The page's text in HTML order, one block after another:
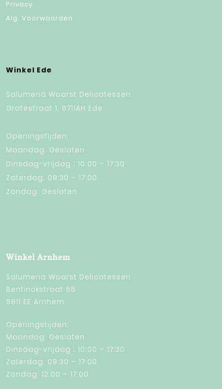
Privacy
Alg. Voorwaarden
Winkel Ede
Salumeria Woarst Delicatessen
Grotestraat 1, 6711AH Ede
Openingstijden:
Maandag: Gesloten
Dinsdag-vrijdag : 10:00 – 17:30
Zaterdag: 09:30 – 17:00
Zondag: Gesloten
Winkel Arnhem
Salumeria Woarst Delicatessen
Bentinckstraat 55
6811 EE Arnhem
Openingstijden:
Maandag: Gesloten
Dinsdag-vrijdag : 10:00 – 17:30
Zaterdag: 09:30 – 17:00
Zondag: 12:00 – 17:00